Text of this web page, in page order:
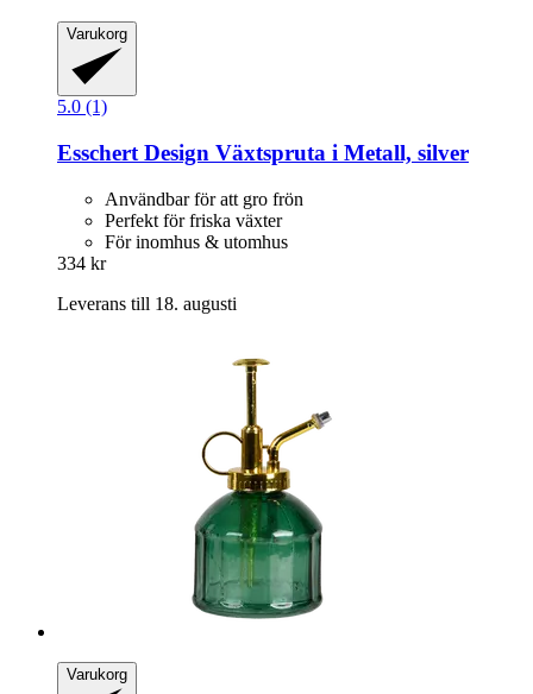
Varukorg
5.0 (1)
Esschert Design Växtspruta i Metall, silver
Användbar för att gro frön
Perfekt för friska växter
För inomhus & utomhus
334 kr
Leverans till 18. augusti
Varukorg